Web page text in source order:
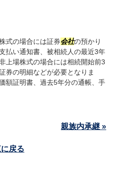
式の場合には証券会社の預かり
払い通知書、被相続人の最近3年
上場株式の場合には相続開始前3
券の明細などが必要となりま
額証明書、過去5年分の通帳、手
親族内承継 »
戻る